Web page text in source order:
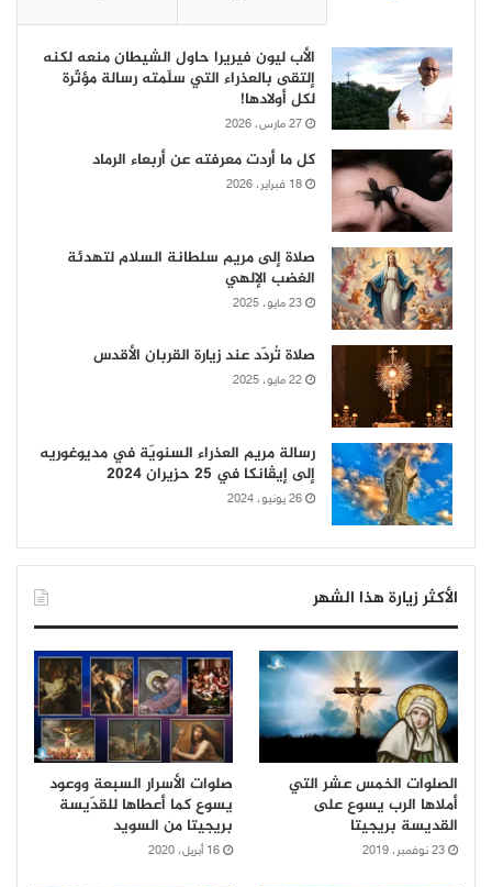
الأب ليون فيريرا حاول الشيطان منعه لكنه
إلتقى بالعذراء التي سلّمته رسالة مؤثّرة
لكل أولادها!
27 مارس، 2026
كل ما أردت معرفته عن أربعاء الرماد
18 فبراير، 2026
صلاة إلى مريم سلطانة السلام لتهدئة
الغضب الإلهي
23 مايو، 2025
صلاة تُردّد عند زيارة القربان الأقدس
22 مايو، 2025
رسالة مريم العذراء السنويّة في مديوغوريه
إلى إيڤانكا في 25 حزيران 2024
26 يونيو، 2024
الأكثر زيارة هذا الشهر
الصلوات الخمس عشر التي
أملاها الرب يسوع على
القديسة بريجيتا
23 نوفمبر، 2019
صلوات الأسرار السبعة ووعود
يسوع كما أعطاها للقدّيسة
بريجيتا من السويد
16 أبريل، 2020